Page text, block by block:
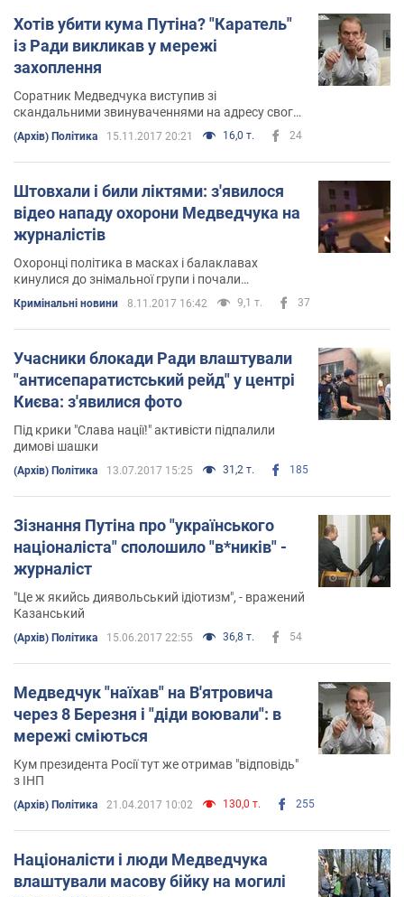
Хотів убити кума Путіна? "Каратель"
із Ради викликав у мережі
захоплення
Соратник Медведчука виступив зі
скандальними звинуваченнями на адресу свого
колеги по парламенту
(Архів) Політика 15.11.2017 20:21 16,0 т. 24
Штовхали і били ліктями: з'явилося
відео нападу охорони Медведчука на
журналістів
Охоронці політика в масках і балаклавах
кинулися до знімальної групи і почали
застосовувати силу
Кримінальні новини 8.11.2017 16:42 9,1 т. 37
Учасники блокади Ради влаштували
"антисепаратистський рейд" у центрі
Києва: з'явилися фото
Під крики "Слава нації!" активісти підпалили
димові шашки
(Архів) Політика 13.07.2017 15:25 31,2 т. 185
Зізнання Путіна про "українського
націоналіста" сполошило "в*ників" -
журналіст
"Це ж якийсь диявольський ідіотизм", - вражений
Казанський
(Архів) Політика 15.06.2017 22:55 36,8 т. 54
Медведчук "наїхав" на В'ятровича
через 8 Березня і "діди воювали": в
мережі сміються
Кум президента Росії тут же отримав "відповідь"
з ІНП
(Архів) Політика 21.04.2017 10:02 130,0 т. 255
Націоналісти і люди Медведчука
влаштували масову бійку на могилі